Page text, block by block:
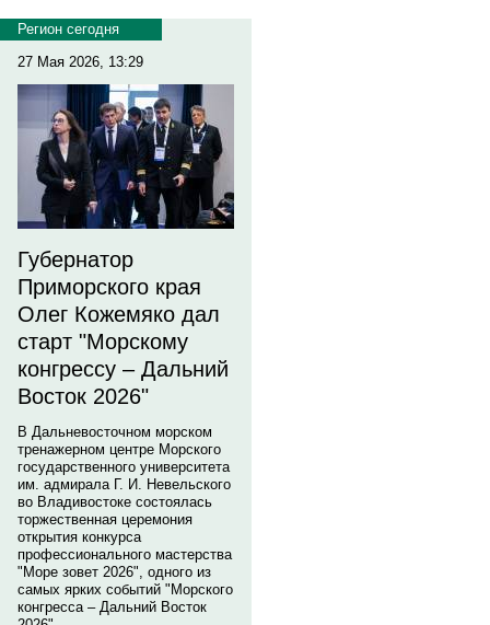
Регион сегодня
27 Мая 2026, 13:29
Губернатор
Приморского края
Олег Кожемяко дал
старт "Морскому
конгрессу – Дальний
Восток 2026"
В Дальневосточном морском
тренажерном центре Морского
государственного университета
им. адмирала Г. И. Невельского
во Владивостоке состоялась
торжественная церемония
открытия конкурса
профессионального мастерства
"Море зовет 2026", одного из
самых ярких событий "Морского
конгресса – Дальний Восток